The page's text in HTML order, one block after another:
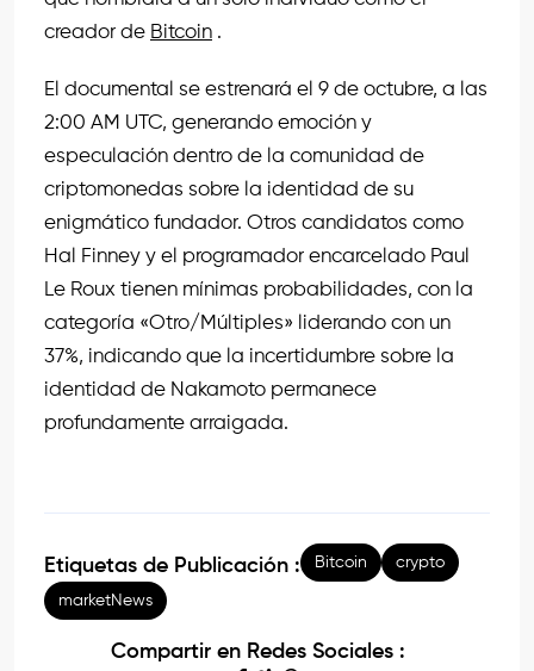
creador de Bitcoin .
El documental se estrenará el 9 de octubre, a las
2:00 AM UTC, generando emoción y
especulación dentro de la comunidad de
criptomonedas sobre la identidad de su
enigmático fundador. Otros candidatos como
Hal Finney y el programador encarcelado Paul
Le Roux tienen mínimas probabilidades, con la
categoría «Otro/Múltiples» liderando con un
37%, indicando que la incertidumbre sobre la
identidad de Nakamoto permanece
profundamente arraigada.
Etiquetas de Publicación : Bitcoin crypto
marketNews
Compartir en Redes Sociales :